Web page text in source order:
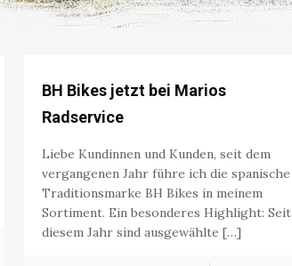
BH Bikes jetzt bei Marios
Radservice
Liebe Kundinnen und Kunden, seit dem
vergangenen Jahr führe ich die spanische
Traditionsmarke BH Bikes in meinem
Sortiment. Ein besonderes Highlight: Seit
diesem Jahr sind ausgewählte […]